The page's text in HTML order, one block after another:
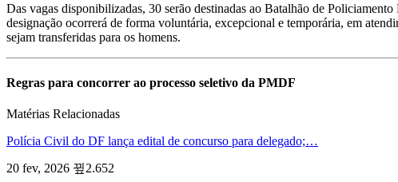
Das vagas disponibilizadas, 30 serão destinadas ao Batalhão de
designação ocorrerá de forma voluntária, excepcional e temporária, em
sejam transferidas para os homens.
Regras para concorrer ao processo seletivo da PMDF
Matérias Relacionadas
Polícia Civil do DF lança edital de concurso para delegado;…
20 fev, 2026
2.652